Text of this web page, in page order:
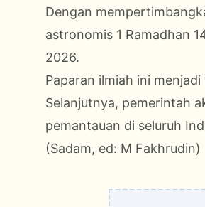
Dengan
astronomis 1 Ramadhan
2026.
Paparan ilmiah ini
Selanjutnya, pemerintah
pemantauan di seluruh
(Sadam, ed: M Fakhrudin)